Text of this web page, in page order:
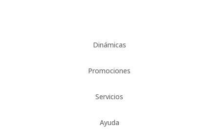
Dinámicas
Promociones
Servicios
Ayuda